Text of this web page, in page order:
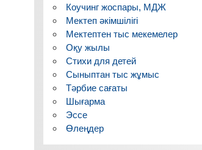
Коучинг жоспары, МДЖ
Мектеп әкімшілігі
Мектептен тыс мекемелер
Оқу жылы
Стихи для детей
Сыныптан тыс жұмыс
Тәрбие сағаты
Шығарма
Эссе
Өлеңдер